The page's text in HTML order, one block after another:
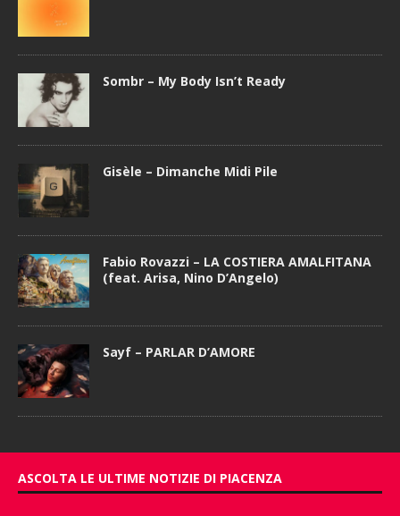
Sombr – My Body Isn’t Ready
Gisèle – Dimanche Midi Pile
Fabio Rovazzi – LA COSTIERA AMALFITANA
(feat. Arisa, Nino D’Angelo)
Sayf – PARLAR D’AMORE
ASCOLTA LE ULTIME NOTIZIE DI PIACENZA